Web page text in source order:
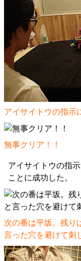
アイサイトウの指示
無事クリア！！
アイサイトウの指
ことに成功した。
次の番は平坂。残り
言った穴を避けて刺